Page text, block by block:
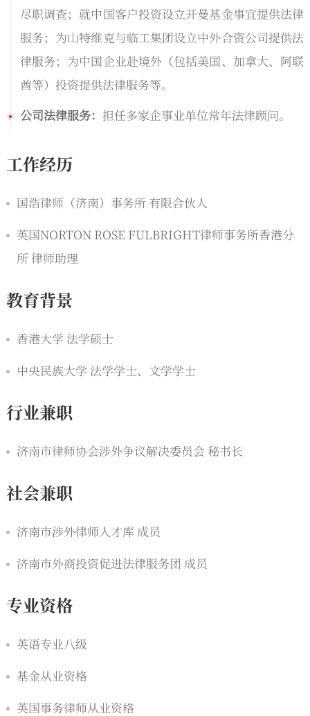
尽职调查；就中国客户投资设立开曼基金事宜提供法律
服务；为山特维克与临工集团设立中外合资公司提供法
律服务；为中国企业赴境外（包括美国、加拿大、阿联
酋等）投资提供法律服务等。
公司法律服务： 担任多家企事业单位常年法律顾问。
工作经历
国浩律师（济南）事务所 有限合伙人
英国NORTON ROSE FULBRIGHT律师事务所香港分
所 律师助理
教育背景
香港大学 法学硕士
中央民族大学 法学学士、文学学士
行业兼职
济南市律师协会涉外争议解决委员会 秘书长
社会兼职
济南市涉外律师人才库 成员
济南市外商投资促进法律服务团 成员
专业资格
英语专业八级
基金从业资格
英国事务律师从业资格